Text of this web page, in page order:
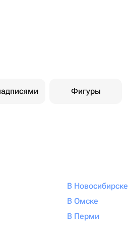
Фигуры
В Новосибирске
В Омске
В Перми